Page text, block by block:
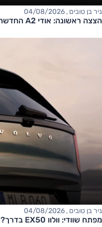
ניר בן טובים , 04/08/2026
הצצה ראשונה: אודי A2 החדשה
ניר בן טובים , 04/08/2026
מפתח שוודי: וולוו EX50 בדרך?